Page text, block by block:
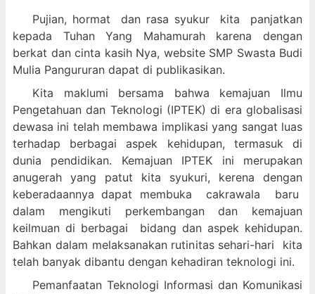
Pujian, hormat dan rasa syukur kita panjatkan
kepada Tuhan Yang Mahamurah karena dengan
berkat dan cinta kasih Nya, website SMP Swasta Budi
Mulia Pangururan dapat di publikasikan.
Kita maklumi bersama bahwa kemajuan Ilmu
Pengetahuan dan Teknologi (IPTEK) di era globalisasi
dewasa ini telah membawa implikasi yang sangat luas
terhadap berbagai aspek kehidupan, termasuk di
dunia pendidikan. Kemajuan IPTEK ini merupakan
anugerah yang patut kita syukuri, kerena dengan
keberadaannya dapat membuka cakrawala baru
dalam mengikuti perkembangan dan kemajuan
keilmuan di berbagai bidang dan aspek kehidupan.
Bahkan dalam melaksanakan rutinitas sehari-hari kita
telah banyak dibantu dengan kehadiran teknologi ini.
Pemanfaatan Teknologi Informasi dan Komunikasi